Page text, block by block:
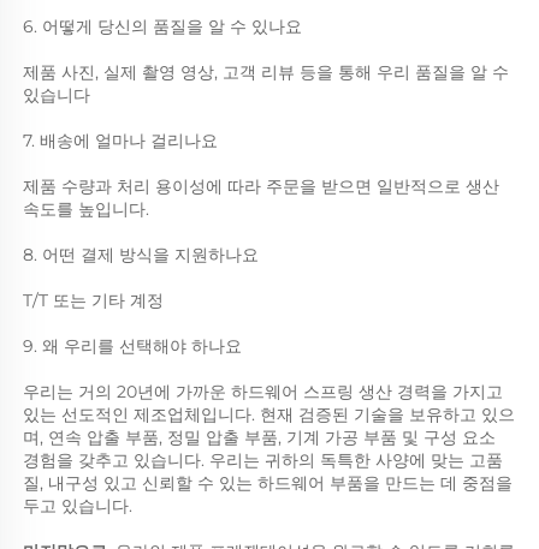
6. 어떻게 당신의 품질을 알 수 있나요
제품 사진, 실제 촬영 영상, 고객 리뷰 등을 통해 우리 품질을 알 수
있습니다
7. 배송에 얼마나 걸리나요
제품 수량과 처리 용이성에 따라 주문을 받으면 일반적으로 생산
속도를 높입니다.
8. 어떤 결제 방식을 지원하나요
T/T 또는 기타 계정
9. 왜 우리를 선택해야 하나요
우리는 거의 20년에 가까운 하드웨어 스프링 생산 경력을 가지고
있는 선도적인 제조업체입니다. 현재 검증된 기술을 보유하고 있으
며, 연속 압출 부품, 정밀 압출 부품, 기계 가공 부품 및 구성 요소
경험을 갖추고 있습니다. 우리는 귀하의 독특한 사양에 맞는 고품
질, 내구성 있고 신뢰할 수 있는 하드웨어 부품을 만드는 데 중점을
두고 있습니다.